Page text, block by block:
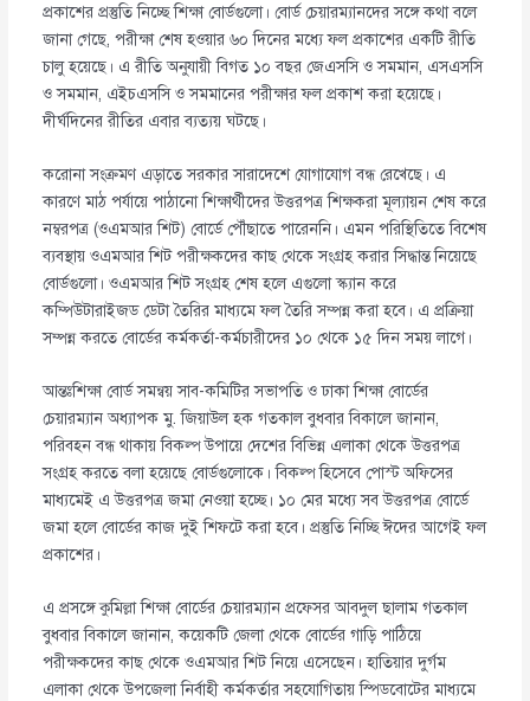
প্রকাশের প্রস্তুতি নিচ্ছে শিক্ষা বোর্ডগুলো। বোর্ড চেয়ারম্যানদের সঙ্গে কথা বলে
জানা গেছে, পরীক্ষা শেষ হওয়ার ৬০ দিনের মধ্যে ফল প্রকাশের একটি রীতি
চালু হয়েছে। এ রীতি অনুযায়ী বিগত ১০ বছর জেএসসি ও সমমান, এসএসসি
ও সমমান, এইচএসসি ও সমমানের পরীক্ষার ফল প্রকাশ করা হয়েছে।
দীর্ঘদিনের রীতির এবার ব্যত্যয় ঘটছে।
করোনা সংক্রমণ এড়াতে সরকার সারাদেশে যোগাযোগ বন্ধ রেখেছে। এ
কারণে মাঠ পর্যায়ে পাঠানো শিক্ষার্থীদের উত্তরপত্র শিক্ষকরা মূল্যায়ন শেষ করে
নম্বরপত্র (ওএমআর শিট) বোর্ডে পৌঁছাতে পারেননি। এমন পরিস্থিতিতে বিশেষ
ব্যবস্থায় ওএমআর শিট পরীক্ষকদের কাছ থেকে সংগ্রহ করার সিদ্ধান্ত নিয়েছে
বোর্ডগুলো। ওএমআর শিট সংগ্রহ শেষ হলে এগুলো স্ক্যান করে
কম্পিউটারাইজড ডেটা তৈরির মাধ্যমে ফল তৈরি সম্পন্ন করা হবে। এ প্রক্রিয়া
সম্পন্ন করতে বোর্ডের কর্মকর্তা-কর্মচারীদের ১০ থেকে ১৫ দিন সময় লাগে।
আন্তঃশিক্ষা বোর্ড সমন্বয় সাব-কমিটির সভাপতি ও ঢাকা শিক্ষা বোর্ডের
চেয়ারম্যান অধ্যাপক মু. জিয়াউল হক গতকাল বুধবার বিকালে জানান,
পরিবহন বন্ধ থাকায় বিকল্প উপায়ে দেশের বিভিন্ন এলাকা থেকে উত্তরপত্র
সংগ্রহ করতে বলা হয়েছে বোর্ডগুলোকে। বিকল্প হিসেবে পোস্ট অফিসের
মাধ্যমেই এ উত্তরপত্র জমা নেওয়া হচ্ছে। ১০ মের মধ্যে সব উত্তরপত্র বোর্ডে
জমা হলে বোর্ডের কাজ দুই শিফটে করা হবে। প্রস্তুতি নিচ্ছি ঈদের আগেই ফল
প্রকাশের।
এ প্রসঙ্গে কুমিল্লা শিক্ষা বোর্ডের চেয়ারম্যান প্রফেসর আবদুল ছালাম গতকাল
বুধবার বিকালে জানান, কয়েকটি জেলা থেকে বোর্ডের গাড়ি পাঠিয়ে
পরীক্ষকদের কাছ থেকে ওএমআর শিট নিয়ে এসেছেন। হাতিয়ার দুর্গম
এলাকা থেকে উপজেলা নির্বাহী কর্মকর্তার সহযোগিতায় স্পিডবোটের মাধ্যমে